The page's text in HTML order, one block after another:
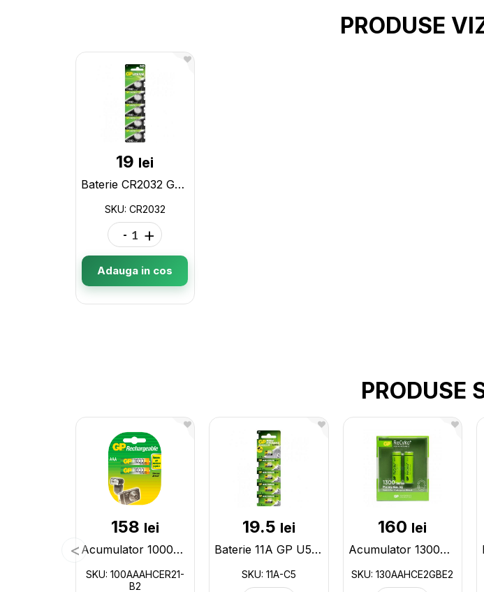
PRODUSE
19 lei
Baterie CR2032 GP (01147) CR2032
SKU: CR2032
- +
Adauga in cos
PRODUSE
158 lei
Acumulator 1000mAh/AAA GP (2buc/blister) 100AAAHCER21-B2
SKU: 100AAAHCER21-
B2
19.5 lei
Baterie 11A GP U5 (blister) 11A-C5
SKU: 11A-C5
160 lei
Acumulator 1300mAh/AA GP (2buc/blister) 130AAHCE2GBE2
SKU: 130AAHCE2GBE2